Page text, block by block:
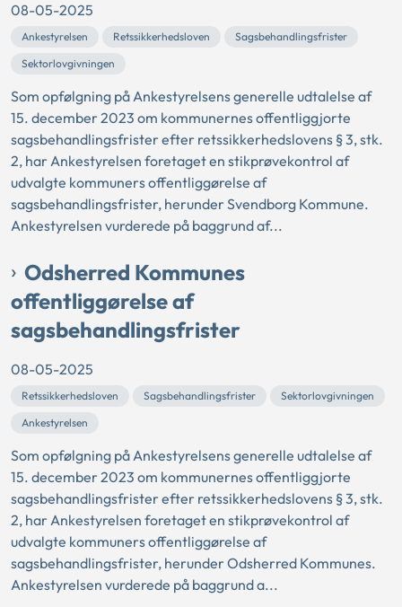
08-05-2025
Ankestyrelsen Retssikkerhedsloven
Sagsbehandlingsfrister
Sektorlovgivningen
Som opfølgning på Ankestyrelsens generelle udtalelse af
15. december 2023 om kommunernes offentliggjorte
sagsbehandlingsfrister efter retssikkerhedslovens § 3, stk.
2, har Ankestyrelsen foretaget en stikprøvekontrol af
udvalgte kommuners offentliggørelse af
sagsbehandlingsfrister, herunder Svendborg Kommune.
Ankestyrelsen vurderede på baggrund af...
Odsherred Kommunes
offentliggørelse af
sagsbehandlingsfrister
08-05-2025
Retssikkerhedsloven Sagsbehandlingsfrister
Sektorlovgivningen
Ankestyrelsen
Som opfølgning på Ankestyrelsens generelle udtalelse af
15. december 2023 om kommunernes offentliggjorte
sagsbehandlingsfrister efter retssikkerhedslovens § 3, stk.
2, har Ankestyrelsen foretaget en stikprøvekontrol af
udvalgte kommuners offentliggørelse af
sagsbehandlingsfrister, herunder Odsherred Kommunes.
Ankestyrelsen vurderede på baggrund a...